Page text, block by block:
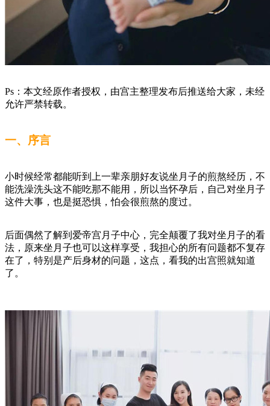
Ps：本文经原作者授权，由宫主整理发布后推送给大家，未经
允许严禁转载。
一、序言
小时候经常都能听到上一辈亲朋好友说坐月子的煎熬经历，不
能洗澡洗头这不能吃那不能用，所以当怀孕后，自己对坐月子
这件大事，也是挺恐惧，怕会很煎熬的度过。
后面偶然了解到爱帝宫月子中心，完全颠覆了我对坐月子的看
法，原来坐月子也可以这样享受，我担心的所有问题都不复存
在了，特别是产后身材的问题，这点，看我的出宫照就知道
了。